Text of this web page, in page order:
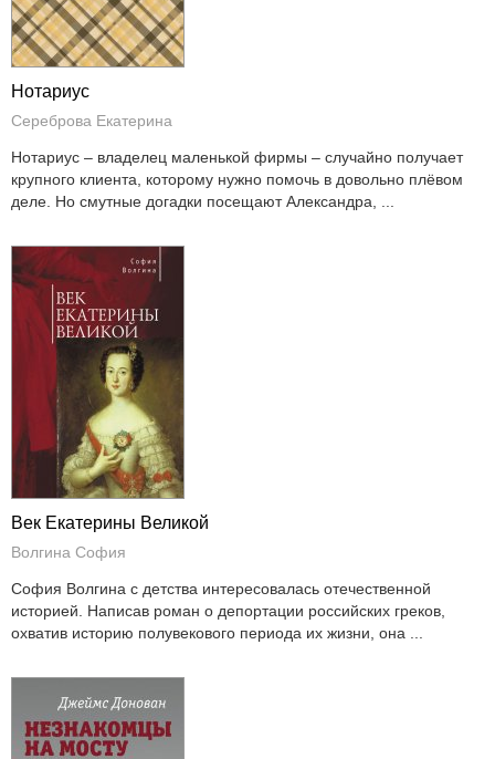
Нотариус
Сереброва Екатерина
Нотариус – владелец маленькой фирмы – случайно получает
крупного клиента, которому нужно помочь в довольно плёвом
деле. Но смутные догадки посещают Александра, ...
Век Екатерины Великой
Волгина София
София Волгина с детства интересовалась отечественной
историей. Написав роман о депортации российских греков,
охватив историю полувекового периода их жизни, она ...